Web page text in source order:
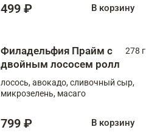
499 ₽ В корзину
Филадельфия Прайм с
двойным лососем ролл
278 г
лосось, авокадо, сливочный сыр,
микрозелень, масаго
799 ₽ В корзину